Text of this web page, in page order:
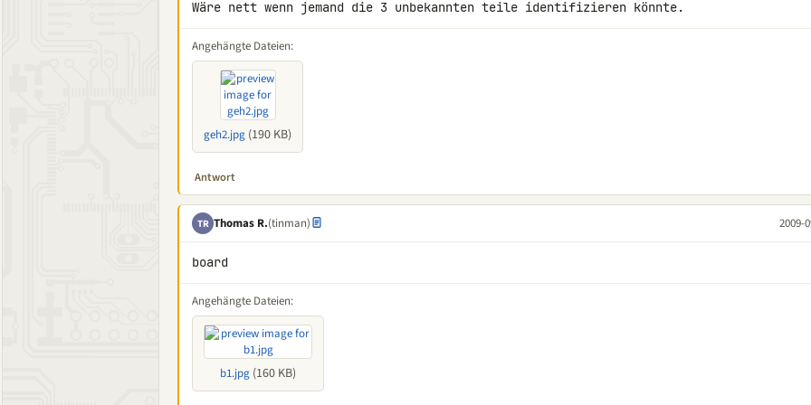
Wäre nett wenn jemand die 3 unbekannten teile identifizieren könnte.
Angehängte Dateien:
geh2.jpg (190 KB)
Antwort
TR Thomas R.(tinman) 2009-
board
Angehängte Dateien:
b1.jpg (160 KB)